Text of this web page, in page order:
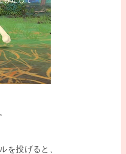
を投げると、